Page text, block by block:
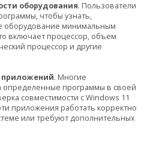
оборудования. Пользователи
чтобы узнать,
оборудование минимальным
включает процессор, объем
процессор и другие
приложений. Многие
определенные программы в своей
совместимости с Windows 11
приложения работать корректно
или требуют дополнительных